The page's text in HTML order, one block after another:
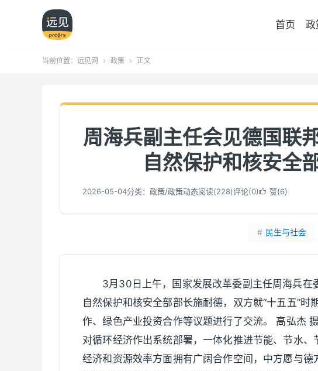
首页 政
当前位置： 远见网  政策  正文
周海兵副主任会见德国联
自然保护和核安全
2026-05-04分类： 政策/政策动态阅读(229)评论(0) 赞(6)
# 民生与社会
3月30日上午，国家发展改革委副主任周海兵在
自然保护和核安全部部长施耐德，双方就“十五五”
作、绿色产业投资合作等议题进行了交流。 高弘杰
对循环经济作出系统部署，一体化推进节能、节水
经济和资源效率方面拥有广阔合作空间，中方愿与